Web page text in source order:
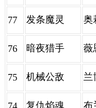
77 发条魔灵 奥
76 暗夜猎手 薇
75 机械公敌 兰
复仇焰魂 布